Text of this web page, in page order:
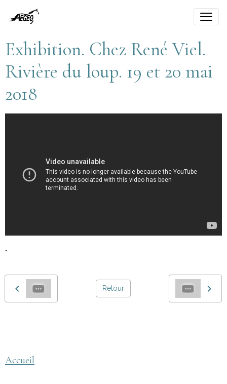
Exhibition. Chez René Viel.
Rivière du loup. 19 et 20 mai
2018
"
Retour
Accueil